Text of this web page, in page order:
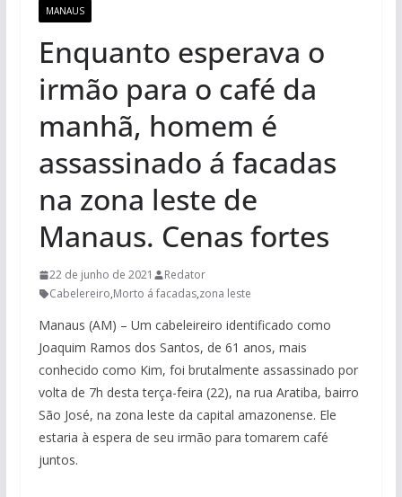
MANAUS
Enquanto esperava o
irmão para o café da
manhã, homem é
assassinado á facadas
na zona leste de
Manaus. Cenas fortes
22 de junho de 2021
Redator
Cabelereiro,Morto á facadas,zona leste
Manaus (AM) – Um cabeleireiro identificado como
Joaquim Ramos dos Santos, de 61 anos, mais
conhecido como Kim, foi brutalmente assassinado por
volta de 7h desta terça-feira (22), na rua Aratiba, bairro
São José, na zona leste da capital amazonense. Ele
estaria à espera de seu irmão para tomarem café
juntos.